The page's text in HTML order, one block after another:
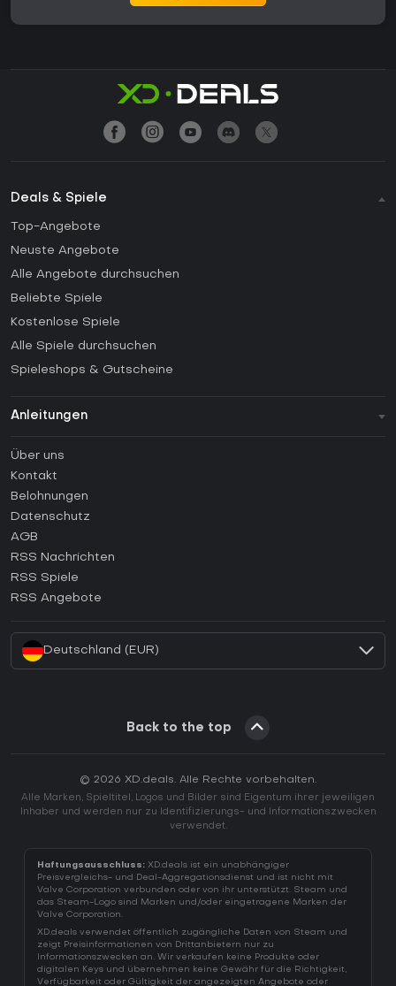
Deals & Spiele
Top-Angebote
Neuste Angebote
Alle Angebote durchsuchen
Beliebte Spiele
Kostenlose Spiele
Alle Spiele durchsuchen
Spieleshops & Gutscheine
Anleitungen
Anleitungen
Wie aktiviert man einen Steam CD Key?
Wie aktiviert man einen Epic Games CD Key?
Wie aktiviert man einen GOG CD Key?
Wie aktiviert man einen Ubisoft Connect CD Key?
Über uns
Kontakt
Belohnungen
Datenschutz
AGB
RSS Nachrichten
RSS Spiele
RSS Angebote
Deutschland (EUR)
Back to the top
© 2026 XD.deals. Alle Rechte vorbehalten.
Alle Marken, Spieltitel, Logos und Bilder sind Eigentum ihrer jeweiligen
Inhaber und werden nur zu Identifizierungs- und Informationszwecken
verwendet.
Haftungsausschluss: XD.deals ist ein unabhängiger
Preisvergleichs- und Deal-Aggregationsdienst und ist nicht mit
Valve Corporation verbunden oder von ihr unterstützt. Steam und
das Steam-Logo sind Marken und/oder eingetragene Marken der
Valve Corporation.
XD.deals verwendet öffentlich zugängliche Daten von Steam und
zeigt Preisinformationen von Drittanbietern nur zu
Informationszwecken an. Wir verkaufen keine Produkte oder
digitalen Keys und übernehmen keine Gewähr für die Richtigkeit,
Verfügbarkeit oder Gültigkeit der angezeigten Angebote oder